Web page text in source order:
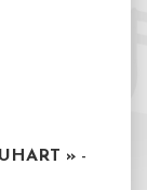
» -